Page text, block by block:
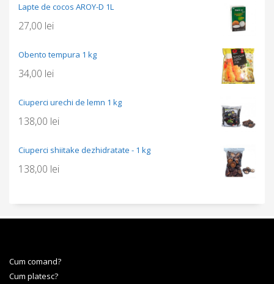
Lapte de cocos AROY-D 1L
27,00 lei
Obento tempura 1 kg
34,00 lei
Ciuperci urechi de lemn 1 kg
138,00 lei
Ciuperci shiitake dezhidratate - 1 kg
138,00 lei
Cum comand?
Cum platesc?